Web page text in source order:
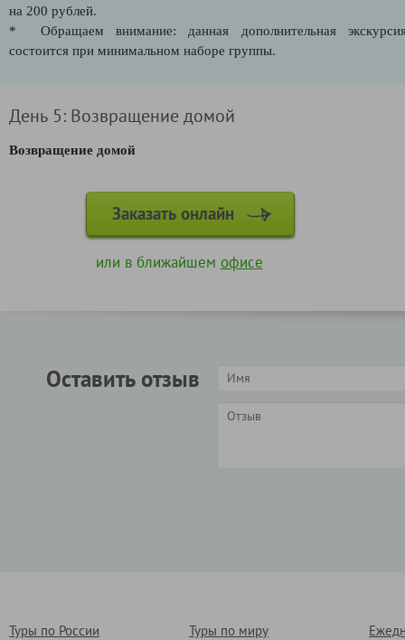
на 200 рублей.
* Обращаем внимание: данная дополнительная
состоится при минимальном наборе группы.
День 5: Возвращение домой
Возвращение домой
Заказать онлайн
или в ближайшем офисе
Оставить отзыв
Туры по России Туры по миру